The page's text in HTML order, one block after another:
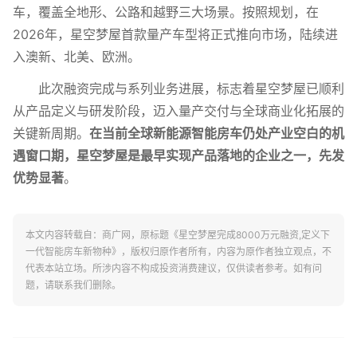
车，覆盖全地形、公路和越野三大场景。按照规划，在
2026年，星空梦屋首款量产车型将正式推向市场，陆续进
入澳新、北美、欧洲。
此次融资完成与系列业务进展，标志着星空梦屋已顺利
从产品定义与研发阶段，迈入量产交付与全球商业化拓展的
关键新周期。 在当前全球新能源智能房车仍处产业空白的机
遇窗口期，星空梦屋是最早实现产品落地的企业之一，先发
优势显著。
本文内容转载自：商广网，原标题《星空梦屋完成8000万元融资,定义下
一代智能房车新物种》，版权归原作者所有，内容为原作者独立观点，不
代表本站立场。所涉内容不构成投资消费建议，仅供读者参考。如有问
题，请联系我们删除。